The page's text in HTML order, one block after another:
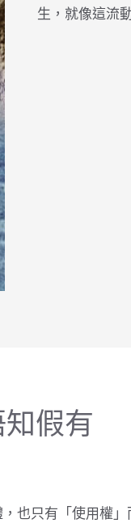
生，就像這流
假有
也只有「使用權」